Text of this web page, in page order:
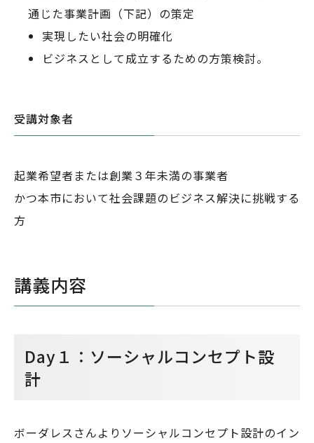
通じた事業計画（下記）の策定
実現したい社会の明確化
ビジネスとして成立するための方策検討。
受講対象者
起業希望者または創業３年未満の事業者
かつ本市において社会課題のビジネス解決に挑戦する
方
講義内容
Day１：ソーシャルコンセプト設
計
ボーダレスさんよりソーシャルコンセプト設計のイン